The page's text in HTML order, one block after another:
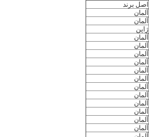
اصل برند
آلمان
آلمان
ژاپن
آلمان
آلمان
آلمان
آلمان
آلمان
آلمان
آلمان
آلمان
آلمان
آلمان
آلمان
آلمان